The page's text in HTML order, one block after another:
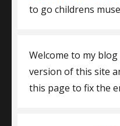
to go childrens
Welcome to my blog
version of this site
this page to fix the